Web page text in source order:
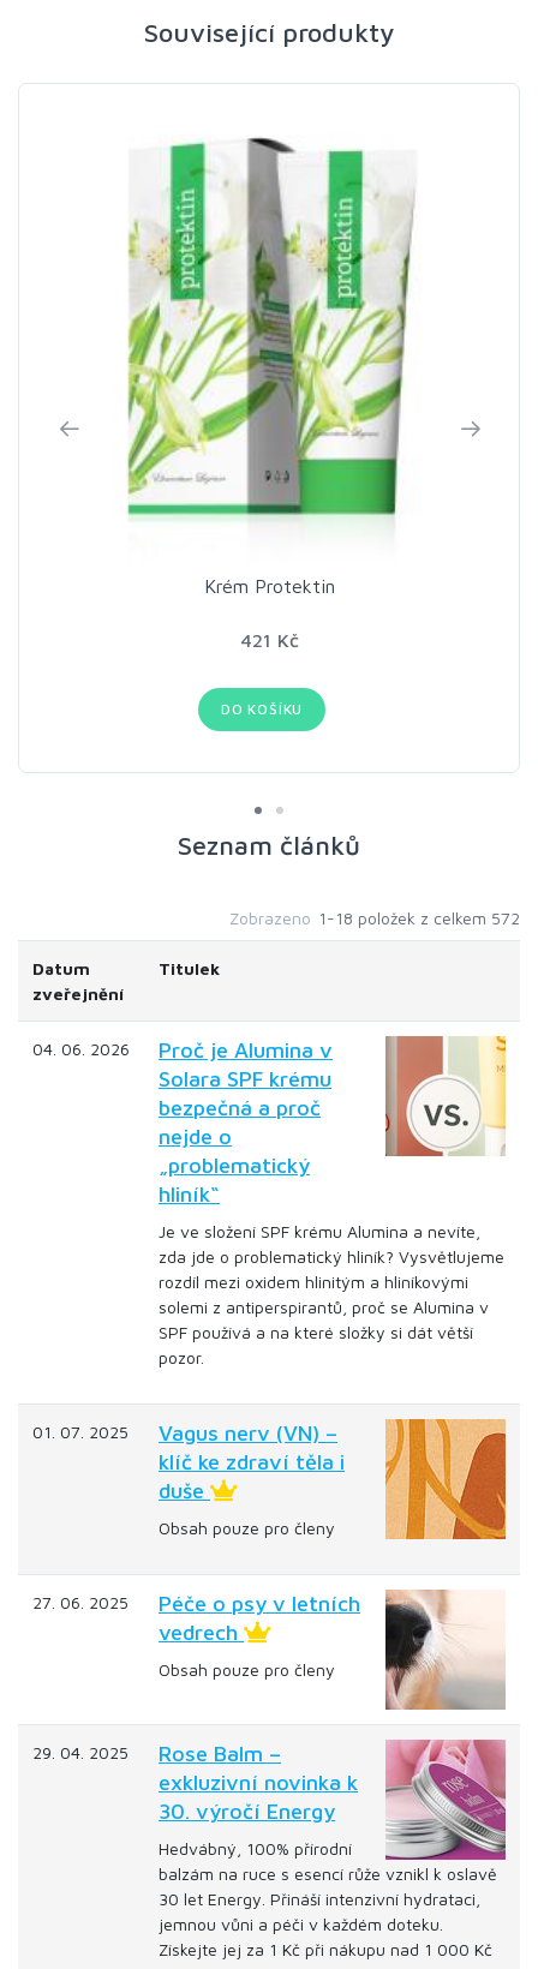
Související produkty
Krém Protektin
421 Kč
DO KOŠÍKU
Seznam článků
Zobrazeno 1-18 položek z celkem 572
Datum
zveřejnění
Titulek
04. 06. 2026
Proč je Alumina v
Solara SPF krému
bezpečná a proč
nejde o
„problematický
hliník“
Je ve složení SPF krému Alumina a nevíte,
zda jde o problematický hliník? Vysvětlujeme
rozdíl mezi oxidem hlinitým a hliníkovými
solemi z antiperspirantů, proč se Alumina v
SPF používá a na které složky si dát větší
pozor.
01. 07. 2025
Vagus nerv (VN) –
klíč ke zdraví těla i
duše
Obsah pouze pro členy
27. 06. 2025
Péče o psy v letních
vedrech
Obsah pouze pro členy
29. 04. 2025
Rose Balm –
exkluzivní novinka k
30. výročí Energy
Hedvábný, 100% přírodní
balzám na ruce s esencí růže vznikl k oslavě
30 let Energy. Přináší intenzivní hydrataci,
jemnou vůni a péči v každém doteku.
Získejte jej za 1 Kč při nákupu nad 1 000 Kč